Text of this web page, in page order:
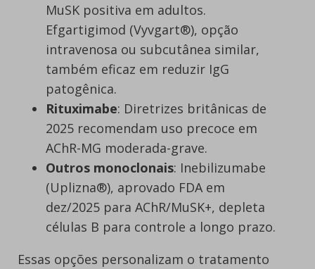
MuSK positiva em adultos.
Efgartigimod (Vyvgart®), opção
intravenosa ou subcutânea similar,
também eficaz em reduzir IgG
patogênica.
Rituximabe: Diretrizes britânicas de
2025 recomendam uso precoce em
AChR-MG moderada-grave.
Outros monoclonais: Inebilizumabe
(Uplizna®), aprovado FDA em
dez/2025 para AChR/MuSK+, depleta
células B para controle a longo prazo.
Essas opções personalizam o tratamento